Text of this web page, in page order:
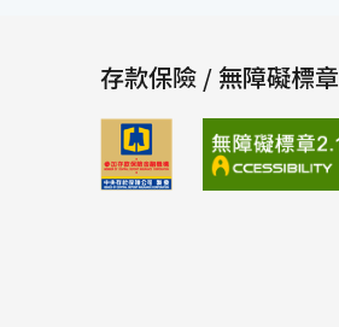
了可以觀看各支基金的基本資料、走勢圖和基
金公司的資料外，還可以同時設定數支基金
(最多五支)進行比較，也可透過「基金龍虎
榜」查詢銷售最熱門的基金。而且在查詢過程
中，當顧客想投資時，可以隨時加入申購清
單，再依照資金狀況設定下單條件，網路交易
存款保險 / 無障礙標章